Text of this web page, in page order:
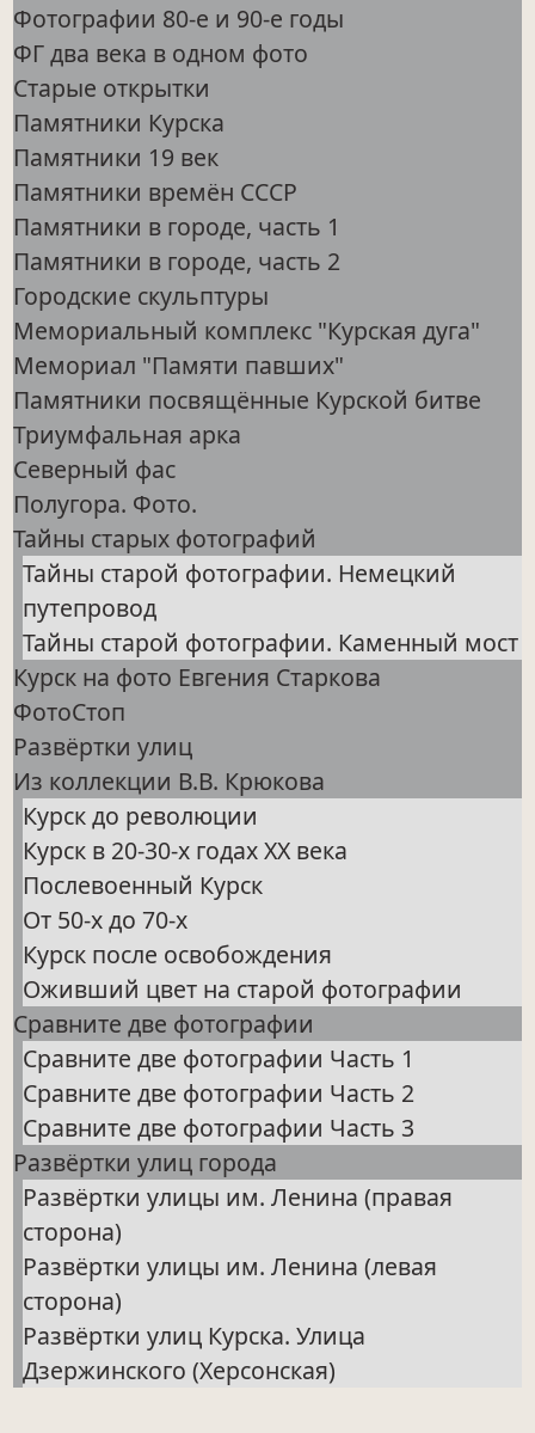
Фотографии 80-е и 90-е годы
ФГ два века в одном фото
Старые открытки
Памятники Курска
Памятники 19 век
Памятники времён СССР
Памятники в городе, часть 1
Памятники в городе, часть 2
Городские скульптуры
Мемориальный комплекс "Курская дуга"
Мемориал "Памяти павших"
Памятники посвящённые Курской битве
Триумфальная арка
Северный фас
Полугора. Фото.
Тайны старых фотографий
Тайны старой фотографии. Немецкий
путепровод
Тайны старой фотографии. Каменный мост
Курск на фото Евгения Старкова
ФотоСтоп
Развёртки улиц
Из коллекции В.В. Крюкова
Курск до революции
Курск в 20-30-х годах ХХ века
Послевоенный Курск
От 50-х до 70-х
Курск после освобождения
Оживший цвет на старой фотографии
Сравните две фотографии
Сравните две фотографии Часть 1
Сравните две фотографии Часть 2
Сравните две фотографии Часть 3
Развёртки улиц города
Развёртки улицы им. Ленина (правая
сторона)
Развёртки улицы им. Ленина (левая
сторона)
Развёртки улиц Курска. Улица
Дзержинского (Херсонская)